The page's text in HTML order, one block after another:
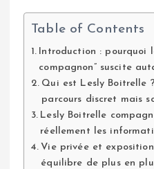
Table of Contents
Introduction : pourquoi
compagnon” suscite
Qui est Lesly Boitrelle
parcours discret mais
Lesly Boitrelle
réellement les
Vie privée et
équilibre de plus en